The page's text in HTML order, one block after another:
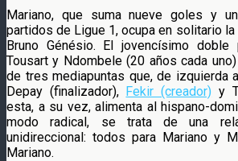
Mariano, que suma nueve goles y
partidos de Ligue 1, ocupa en solitario
Bruno Génésio. El jovencísimo
Tousart y Ndombele (20 años cada
de tres mediapuntas que, de izquierda
Depay (finalizador), Fekir (creador) y
esta, a su vez, alimenta al hispano-
modo radical, se trata de una
unidireccional: todos para Mariano y
Mariano.